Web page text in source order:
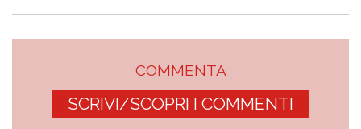
COMMENTA
SCRIVI/SCOPRI I COMMENTI